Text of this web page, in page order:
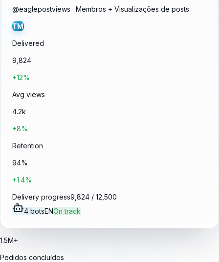
@eaglepostviews · Membros + Visualizações de posts
TM
Delivered
9,824
+12%
Avg views
4.2k
+8%
Retention
94%
+1.4%
Delivery progress9,824 / 12,500
4 botsENOn track
1.5M+
Pedidos concluídos